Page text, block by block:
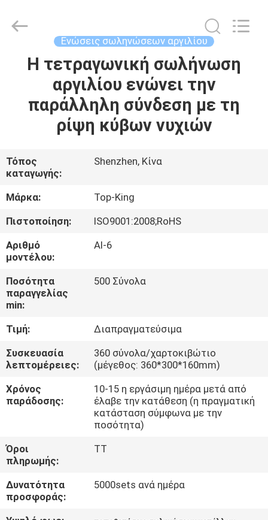
ΣΠΊΤΙ
ΠΡΟΪΌΝΤΑ
ΣΧΕΤΙΚΆ
ΜΕ
ΕΜΆΣ
ΕΠΙΣΚΈΨΕΙΣ
ΣΤΟ
ΕΡΓΟΣΤΆΣΙΟ
ΈΛΕΓΧΟΣ
ΠΟΙΌΤΗΤΑΣ
ΕΠΙΚΟΙΝΩΝΉΣΤΕ
ΜΑΖΊ
ΜΑΣ
ΜΙΑ
ΠΡΟΣΦΟΡΆ
SITEMAP
Ενώσεις σωληνώσεων αργιλίου
Η τετραγωνική σωλήνωση
αργιλίου ενώνει την
παράλληλη σύνδεση με τη
ρίψη κύβων νυχιών
Τόπος
καταγωγής:
Shenzhen, Κίνα
Μάρκα:
Top-King
Πιστοποίηση:
ISO9001:2008;RoHS
Αριθμό
μοντέλου:
Al-6
Ποσότητα
παραγγελίας
min:
500 Σύνολα
Τιμή:
Διαπραγματεύσιμα
Συσκευασία
λεπτομέρειες:
360 σύνολα/χαρτοκιβώτιο
(μέγεθος: 360*300*160mm)
Χρόνος
παράδοσης:
10-15 η εργάσιμη ημέρα μετά από
έλαβε την κατάθεση (η πραγματική
κατάσταση σύμφωνα με την
ποσότητα)
Όροι
πληρωμής:
TT
Δυνατότητα
προσφοράς:
5000sets ανά ημέρα